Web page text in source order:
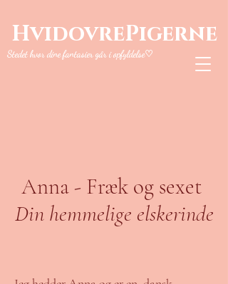
Stedet hvor dine fantasier går i opfyldelse♡
HvidovrePigerne
Anna - Fræk og sexet
Din hemmelige elskerinde